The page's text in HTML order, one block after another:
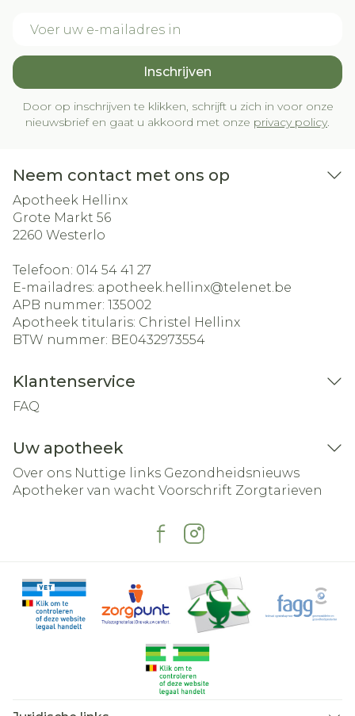
Inschrijven
Door op inschrijven te klikken, schrijft u zich in voor onze
nieuwsbrief en gaat u akkoord met onze privacy policy.
Neem contact met ons op
Apotheek Hellinx
Grote Markt 56
2260 Westerlo
Telefoon: 014 54 41 27
E-mailadres: apotheek.hellinx@telenet.be
APB nummer: 135002
Apotheek titularis: Christel Hellinx
BTW nummer: BE0432973554
Klantenservice
FAQ
Uw apotheek
Over ons Nuttige links Gezondheidsnieuws
Apotheker van wacht Voorschrift Zorgtarieven